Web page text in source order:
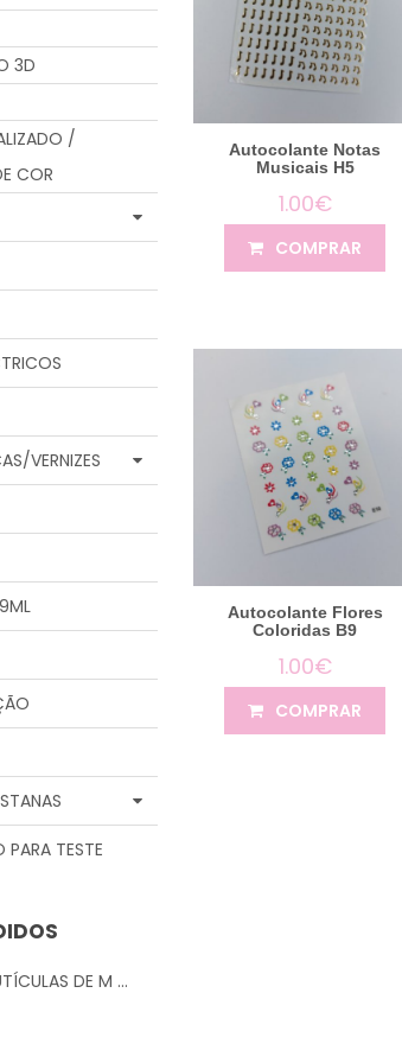
3D
/
COR
VERNIZES
PARA TESTE
DE M ...
Autocolante Notas
Musicais H5
1.00€
COMPRAR
Autocolante Flores
Coloridas B9
1.00€
COMPRAR